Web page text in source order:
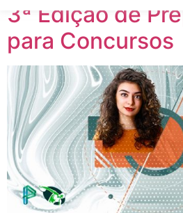
3ª Edição de
para Concursos